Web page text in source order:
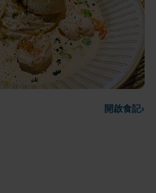
開啟食記›